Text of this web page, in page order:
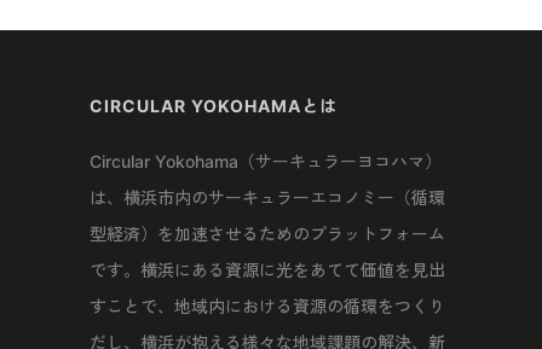
CIRCULAR YOKOHAMAとは
Circular Yokohama（サーキュラーヨコハマ）
は、横浜市内のサーキュラーエコノミー（循環
型経済）を加速させるためのプラットフォーム
です。横浜にある資源に光をあてて価値を見出
すことで、地域内における資源の循環をつくり
だし、横浜が抱える様々な地域課題の解決、新